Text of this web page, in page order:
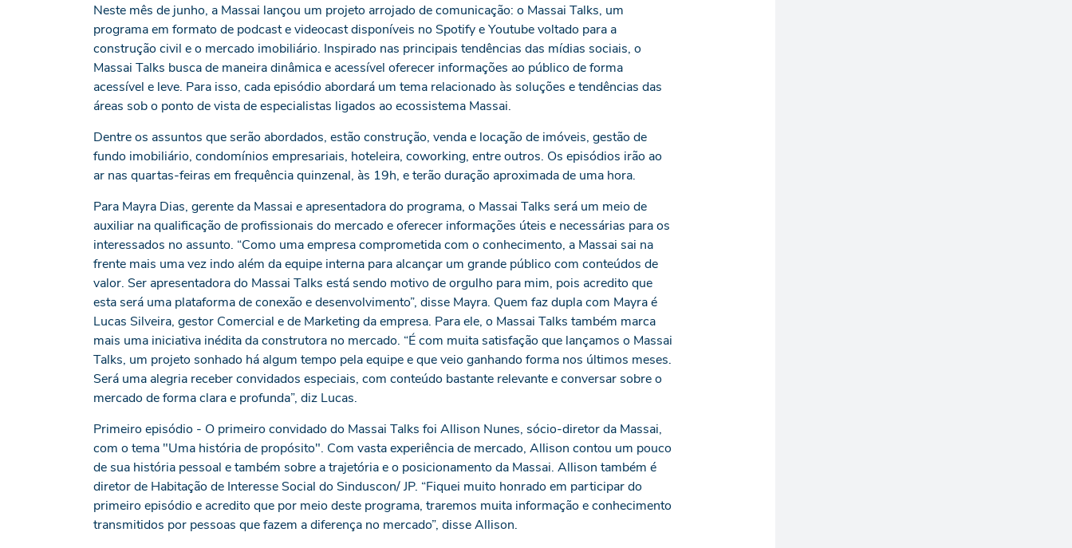
Neste mês de junho, a Massai lançou um projeto arrojado de comunicação: o Massai Talks, um
programa em formato de podcast e videocast disponíveis no Spotify e Youtube voltado para a
construção civil e o mercado imobiliário. Inspirado nas principais tendências das mídias sociais, o
Massai Talks busca de maneira dinâmica e acessível oferecer informações ao público de forma
acessível e leve. Para isso, cada episódio abordará um tema relacionado às soluções e tendências das
áreas sob o ponto de vista de especialistas ligados ao ecossistema Massai.
Dentre os assuntos que serão abordados, estão construção, venda e locação de imóveis, gestão de
fundo imobiliário, condomínios empresariais, hoteleira, coworking, entre outros. Os episódios irão ao
ar nas quartas-feiras em frequência quinzenal, às 19h, e terão duração aproximada de uma hora.
Para Mayra Dias, gerente da Massai e apresentadora do programa, o Massai Talks será um meio de
auxiliar na qualificação de profissionais do mercado e oferecer informações úteis e necessárias para os
interessados no assunto. “Como uma empresa comprometida com o conhecimento, a Massai sai na
frente mais uma vez indo além da equipe interna para alcançar um grande público com conteúdos de
valor. Ser apresentadora do Massai Talks está sendo motivo de orgulho para mim, pois acredito que
esta será uma plataforma de conexão e desenvolvimento”, disse Mayra. Quem faz dupla com Mayra é
Lucas Silveira, gestor Comercial e de Marketing da empresa. Para ele, o Massai Talks também marca
mais uma iniciativa inédita da construtora no mercado. “É com muita satisfação que lançamos o Massai
Talks, um projeto sonhado há algum tempo pela equipe e que veio ganhando forma nos últimos meses.
Será uma alegria receber convidados especiais, com conteúdo bastante relevante e conversar sobre o
mercado de forma clara e profunda”, diz Lucas.
Primeiro episódio - O primeiro convidado do Massai Talks foi Allison Nunes, sócio-diretor da Massai,
com o tema "Uma história de propósito". Com vasta experiência de mercado, Allison contou um pouco
de sua história pessoal e também sobre a trajetória e o posicionamento da Massai. Allison também é
diretor de Habitação de Interesse Social do Sinduscon/ JP. “Fiquei muito honrado em participar do
primeiro episódio e acredito que por meio deste programa, traremos muita informação e conhecimento
transmitidos por pessoas que fazem a diferença no mercado”, disse Allison.